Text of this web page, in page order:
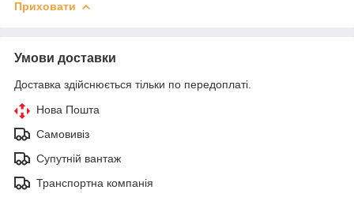
Приховати
Умови доставки
Доставка здійснюється тільки по передоплаті.
Нова Пошта
Самовивіз
Супутній вантаж
Транспортна компанія